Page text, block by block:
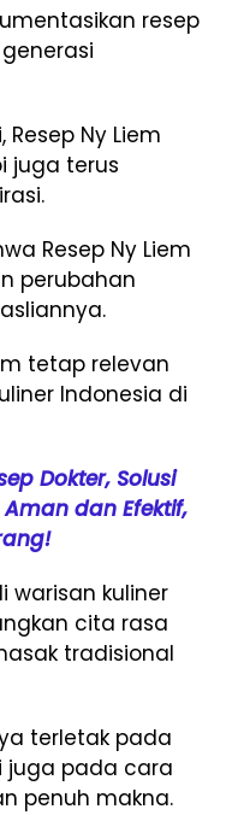
resep
Ny Liem
juga terus
Resep Ny Liem
perubahan
tetap relevan
Indonesia di
Dokter, Solusi
dan Efektif,
warisan kuliner
cita rasa
tradisional
terletak pada
juga pada cara
penuh makna.